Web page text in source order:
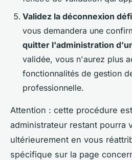
Validez la déconnexion
vous demandera une
quitter l'administration
validée, vous n'aurez plus
fonctionnalités de gestion
professionnelle.
Attention : cette procédure
administrateur restant pourra
ultérieurement en vous
spécifique sur la page